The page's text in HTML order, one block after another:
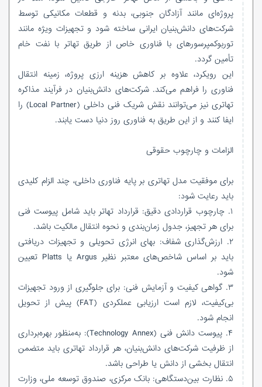
پروژه‌ای مانند آزادگان جنوبی، بدنه و قطعات مکانیکی توسط
شرکت‌های دانش‌بنیان ایرانی ساخته شود و تجهیزات ویژه مانند
توربوکمپرسورهای با فناوری خاص از طریق تهاتر با نفت خام
تأمین گردد.
این رویکرد، علاوه بر کاهش هزینه ارزی پروژه، زمینه انتقال
فناوری را فراهم می‌کند. شرکت‌های دانش‌بنیان در فرآیند مذاکره
تهاتری نیز می‌توانند نقش شریک فنی داخلی (Local Partner) را
ایفا کنند و از این طریق به فناوری روز دنیا دست یابند.
الزامات و چارچوب حقوقی
برای موفقیت مدل تهاتری بر پایه فناوری داخلی، چند الزام کلیدی
باید رعایت شود:
۱. چارچوب قراردادی دقیق: قرارداد تهاتر باید شامل پیوست فنی
برای هر تجهیز، جدول زمان‌بندی و نحوه انتقال مالکیت باشد.
۲. ارزش‌گذاری شفاف: بهای انرژی تحویلی و تجهیزات دریافتی
باید بر اساس شاخص‌های معتبر نظیر Argus یا Platts تعیین
شود.
۳. گواهی کیفیت و آزمایش فنی: برای جلوگیری از ورود تجهیزات
بی‌کیفیت، لازم است ارزیابی عملکردی (FAT) پیش از تحویل
انجام شود.
۴. پیوست دانش فنی (Technology Annex): به‌منظور بهره‌برداری
از ظرفیت شرکت‌های دانش‌بنیان، هر قرارداد تهاتری باید متضمن
انتقال بخشی از دانش یا طراحی باشد.
۵. نظارت بین‌دستگاهی: بانک مرکزی، صندوق توسعه ملی، وزارت